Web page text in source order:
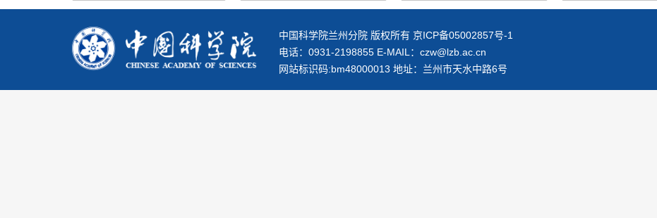
中国科学院兰州分院 版权所有 京ICP备05002857号-1
电话：0931-2198855 E-MAIL： czw@lzb.ac.cn
网站标识码:bm48000013 地址：兰州市天水中路6号